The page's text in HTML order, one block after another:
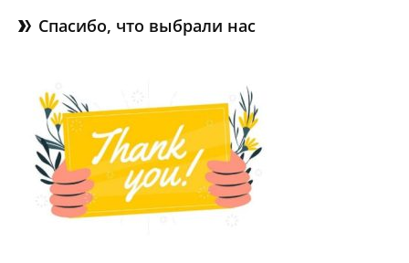
Спасибо, что выбрали нас